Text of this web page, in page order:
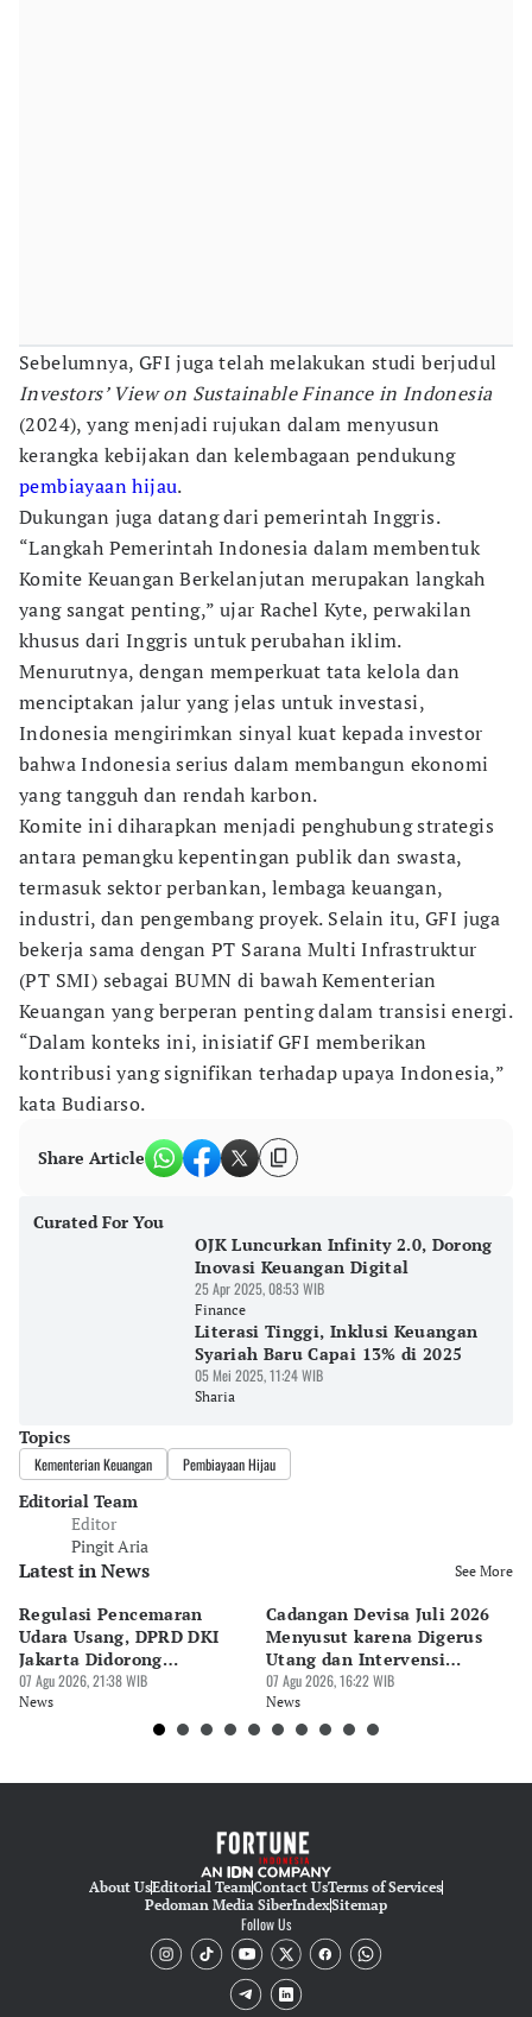
Sebelumnya, GFI juga telah melakukan studi berjudul
Investors’ View on Sustainable Finance in Indonesia
(2024), yang menjadi rujukan dalam menyusun
kerangka kebijakan dan kelembagaan pendukung
pembiayaan hijau.
Dukungan juga datang dari pemerintah Inggris.
“Langkah Pemerintah Indonesia dalam membentuk
Komite Keuangan Berkelanjutan merupakan langkah
yang sangat penting,” ujar Rachel Kyte, perwakilan
khusus dari Inggris untuk perubahan iklim.
Menurutnya, dengan memperkuat tata kelola dan
menciptakan jalur yang jelas untuk investasi,
Indonesia mengirimkan sinyal kuat kepada investor
bahwa Indonesia serius dalam membangun ekonomi
yang tangguh dan rendah karbon.
Komite ini diharapkan menjadi penghubung strategis
antara pemangku kepentingan publik dan swasta,
termasuk sektor perbankan, lembaga keuangan,
industri, dan pengembang proyek. Selain itu, GFI juga
bekerja sama dengan PT Sarana Multi Infrastruktur
(PT SMI) sebagai BUMN di bawah Kementerian
Keuangan yang berperan penting dalam transisi energi.
“Dalam konteks ini, inisiatif GFI memberikan
kontribusi yang signifikan terhadap upaya Indonesia,”
kata Budiarso.
Share Article
Curated For You
OJK Luncurkan Infinity 2.0, Dorong
Inovasi Keuangan Digital
25 Apr 2025, 08:53 WIB
Finance
Literasi Tinggi, Inklusi Keuangan
Syariah Baru Capai 13% di 2025
05 Mei 2025, 11:24 WIB
Sharia
Topics
Kementerian Keuangan Pembiayaan Hijau
Editorial Team
Editor
Pingit Aria
Latest in News See More
Regulasi Pencemaran
Udara Usang, DPRD DKI
Jakarta Didorong
Prioritaskan Revisi Perda
07 Agu 2026, 21:38 WIB
News
Cadangan Devisa Juli 2026
Menyusut karena Digerus
Utang dan Intervensi
Rupiah
07 Agu 2026, 16:22 WIB
News
About UsEditorial TeamContact UsTerms of Services
Pedoman Media SiberIndexSitemap
Follow Us